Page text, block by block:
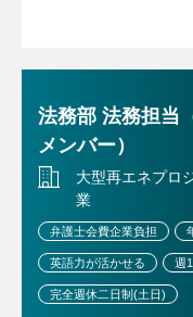
・契約書の作成・審
●コンテンツ・広告審
・著作権、薬機法、
づいたコンテンツ・
・取り扱い商材に関
●チームマネジメント
・メンバーやアシス
等）を巻き込んだ適
※お任せする業務はご
法務部 法務担当
メンバー）
大型再エネプロ
業
弁護士会費企業負担
英語力が活かせる 週
完全週休二日制(土日)